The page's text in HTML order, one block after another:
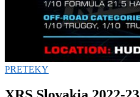
PRETEKY